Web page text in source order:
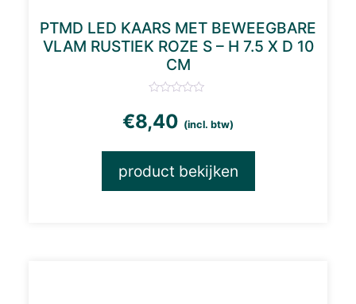
PTMD LED KAARS MET BEWEEGBARE
VLAM RUSTIEK ROZE S – H 7.5 X D 10
CM
€8,40 (incl. btw)
product bekijken